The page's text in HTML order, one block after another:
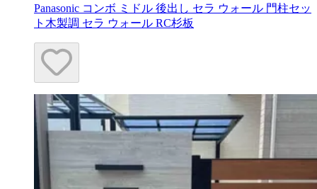
Panasonic コンボ ミドル 後出し セラ ウォール 門柱セッ
ト木製調 セラ ウォール RC杉板